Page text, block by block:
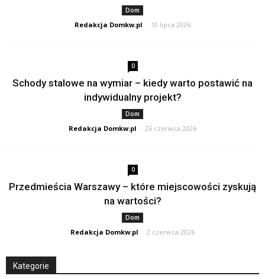
Dom
Redakcja Domkw.pl - 10 lipca 2026
0
Schody stalowe na wymiar – kiedy warto postawić na
indywidualny projekt?
Dom
Redakcja Domkw.pl - 26 czerwca 2026
0
Przedmieścia Warszawy – które miejscowości zyskują
na wartości?
Dom
Redakcja Domkw.pl - 2 czerwca 2026
Kategorie